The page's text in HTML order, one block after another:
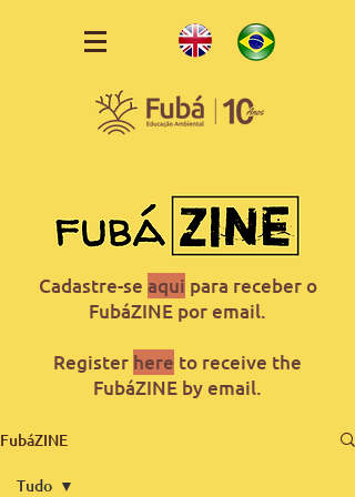
Cadastre-se aqui para receber o
FubáZINE por email.
Register here to receive the
FubáZINE by email.
FubáZINE
Tudo